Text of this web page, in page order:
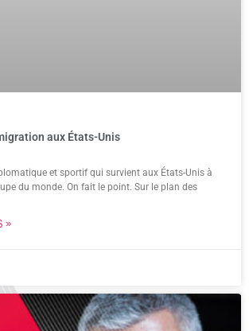
aux États-Unis
et sportif qui survient aux États-Unis à
du monde. On fait le point. Sur le plan des
»